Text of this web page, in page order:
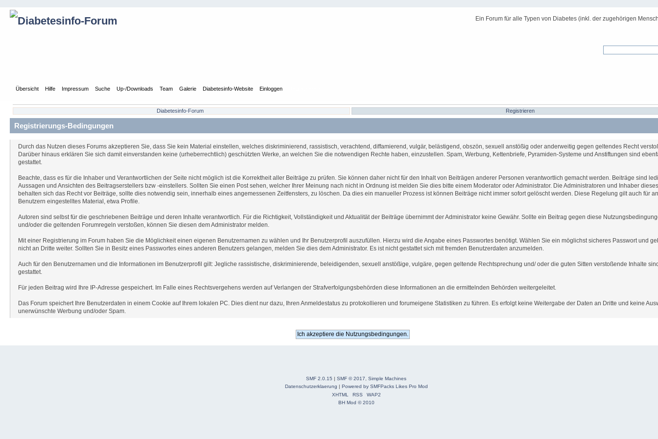
Ein Forum für alle Typen von Diabetes (inkl. der zugehörigen
Übersicht Hilfe Impressum Suche Up-/Downloads Team Galerie Diabetesinfo-Website Einloggen
Diabetesinfo-Forum Registrieren
Registrierungs-Bedingungen
Durch das Nutzen dieses Forums akzeptieren Sie, dass Sie kein Material einstellen, welches diskriminierend, rassistisch, verachtend, diffamierend, vulgär, belästigend, obszön, sexuell anstößig oder anderweitig gegen geltendes Recht
Darüber hinaus erklären Sie sich damit einverstanden keine (urheberrechtlich) geschützten Werke, an welchen Sie die notwendigen Rechte haben, einzustellen. Spam, Werbung, Kettenbriefe, Pyramiden-Systeme und Anstiftungen sind
gestattet.
Beachte, dass es für die Inhaber und Verantwortlichen der Seite nicht möglich ist die Korrektheit aller Beiträge zu prüfen. Sie können daher nicht für den Inhalt von Beiträgen anderer Personen verantwortlich gemacht werden. Beiträge sind
Aussagen und Ansichten des Beitragserstellers bzw -einstellers. Sollten Sie einen Post sehen, welcher Ihrer Meinung nach nicht in Ordnung ist melden Sie dies bitte einem Moderator oder Administrator. Die Administratoren und Inhaber
behalten sich das Recht vor Beiträge, sollte dies notwendig sein, innerhalb eines angemessenen Zeitfensters, zu löschen. Da dies ein manueller Prozess ist können Beiträge nicht immer sofort gelöscht werden. Diese Regelung gilt auch für
Benutzern eingestelltes Material, etwa Profile.
Autoren sind selbst für die geschriebenen Beiträge und deren Inhalte verantwortlich. Für die Richtigkeit, Vollständigkeit und Aktualität der Beiträge übernimmt der Administrator keine Gewähr. Sollte ein Beitrag gegen diese
und/oder die geltenden Forumregeln verstoßen, können Sie diesen dem Administrator melden.
Mit einer Registrierung im Forum haben Sie die Möglichkeit einen eigenen Benutzernamen zu wählen und Ihr Benutzerprofil auszufüllen. Hierzu wird die Angabe eines Passwortes benötigt. Wählen Sie ein möglichst sicheres Passwort und
nicht an Dritte weiter. Sollten Sie in Besitz eines Passwortes eines anderen Benutzers gelangen, melden Sie dies dem Administrator. Es ist nicht gestattet sich mit fremden Benutzerdaten anzumelden.
Auch für den Benutzernamen und die Informationen im Benutzerprofil gilt: Jegliche rassistische, diskriminierende, beleidigenden, sexuell anstößige, vulgäre, gegen geltende Rechtsprechung und/ oder die guten Sitten verstoßende Inhalte
gestattet.
Für jeden Beitrag wird Ihre IP-Adresse gespeichert. Im Falle eines Rechtsvergehens werden auf Verlangen der Strafverfolgungsbehörden diese Informationen an die ermittelnden Behörden weitergeleitet.
Das Forum speichert Ihre Benutzerdaten in einem Cookie auf Ihrem lokalen PC. Dies dient nur dazu, Ihren Anmeldestatus zu protokollieren und forumeigene Statistiken zu führen. Es erfolgt keine Weitergabe der Daten an Dritte und keine
unerwünschte Werbung und/oder Spam.
SMF 2.0.15 | SMF © 2017
Simple Machines
Datenschutzerklaerung | Powered by SMFPacks Likes Pro Mod
XHTML
RSS
WAP2
BH Mod © 2010